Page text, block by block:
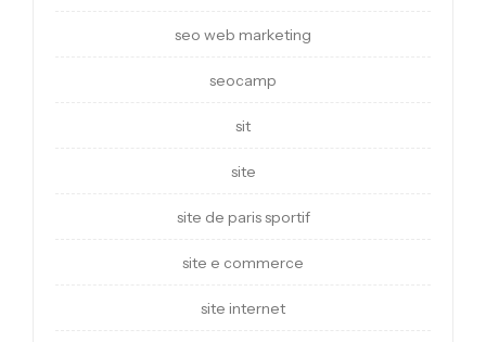
seo web marketing
seocamp
sit
site
site de paris sportif
site e commerce
site internet